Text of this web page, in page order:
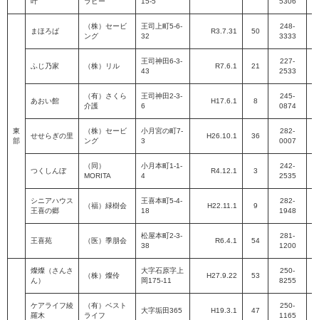
東
部
まほろば
（株）セービ
ング
王司上町5-6-
32
R3.7.31 50
248-
3333
ふじ乃家 （株）リル
王司神田6-3-
43
R7.6.1 21
227-
2533
あおい館
（有）さくら
介護
王司神田2-3-
6
H17.6.1 8
245-
0874
せせらぎの里
（株）セービ
ング
小月宮の町7-
3
H26.10.1 36
282-
0007
つくしんぼ
（同）
MORITA
小月本町1-1-
4
R4.12.1 3
242-
2535
シニアハウス
王喜の郷
（福）緑樹会
王喜本町5-4-
18
H22.11.1 9
282-
1948
王喜苑 （医）季朋会
松屋本町2-3-
38
R6.4.1 54
281-
1200
燦燦（さんさ
ん）
（株）燦伶​
大字石原字上
岡175-11​
H27.9.22 53
250-
8255​
ケアライフ綾
羅木​
（有）ベスト
ライフ​
大字垢田365​ H19.3.1 47
250-
1165​